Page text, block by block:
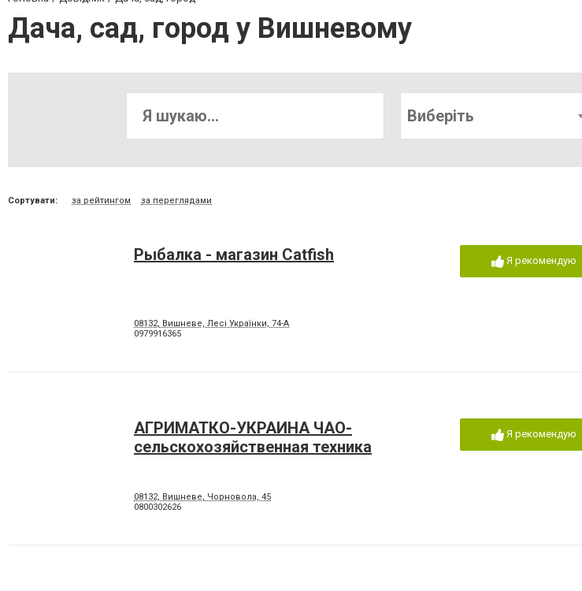
Дача, сад, город у Вишневому
Виберіть
Сортувати: за рейтингом за переглядами
Рыбалка - магазин Catfish
08132, Вишневе, Лесі Українки, 74-А
0979916365
Я рекомендую
АГРИМАТКО-УКРАИНА ЧАО-
сельскохозяйственная техника
08132, Вишневе, Чорновола, 45
0800302626
Я рекомендую